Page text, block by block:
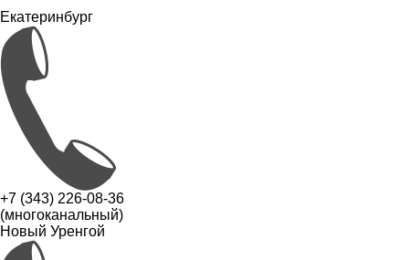
Екатеринбург
+7 (343) 226-08-36
(многоканальный)
Новый Уренгой